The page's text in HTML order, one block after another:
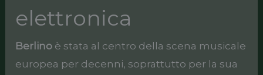
elettronica
Berlino è stata al centro della scena musicale
europea per decenni, soprattutto per la sua